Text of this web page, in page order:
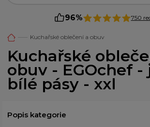
96% 750
Kuchařské oblečení a obuv
Kuchařské
obuv - EGOchef -
bílé pásy - xxl
Popis kategorie